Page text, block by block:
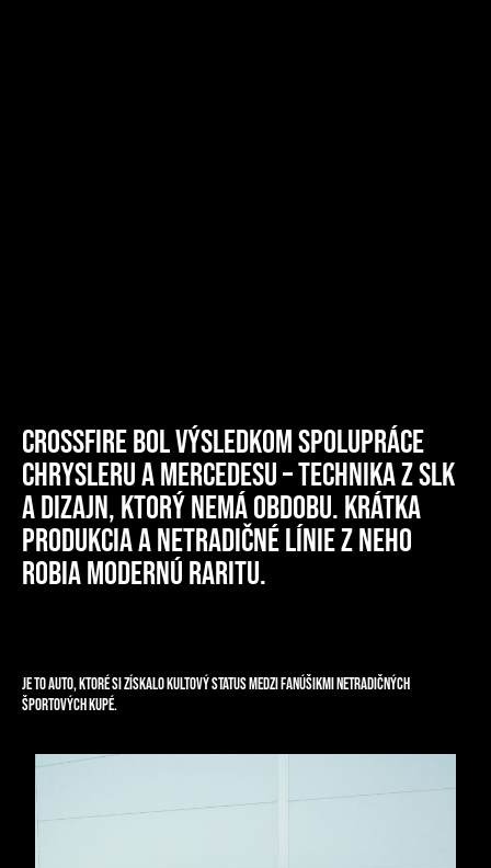
Crossfire bol výsledkom spolupráce
Chrysleru a Mercedesu – technika z SLK
a dizajn, ktorý nemá obdobu. Krátka
produkcia a netradičné línie z neho
robia modernú raritu.
Je to auto, ktoré si získalo kultový status medzi fanúšikmi netradičných
športových kupé.